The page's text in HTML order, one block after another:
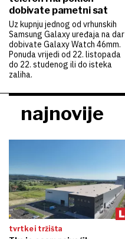
dobivate pametni sat
Uz kupnju jednog od vrhunskih
Samsung Galaxy uređaja na dar
dobivate Galaxy Watch 46mm.
Ponuda vrijedi od 22. listopada
do 22. studenog ili do isteka
zaliha.
najnovije
tvrtke i tržišta